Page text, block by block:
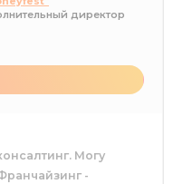
директор
Могу
-